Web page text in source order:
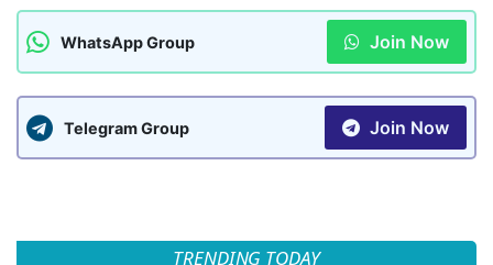
WhatsApp Group Join Now
Telegram Group Join Now
TRENDING TODAY